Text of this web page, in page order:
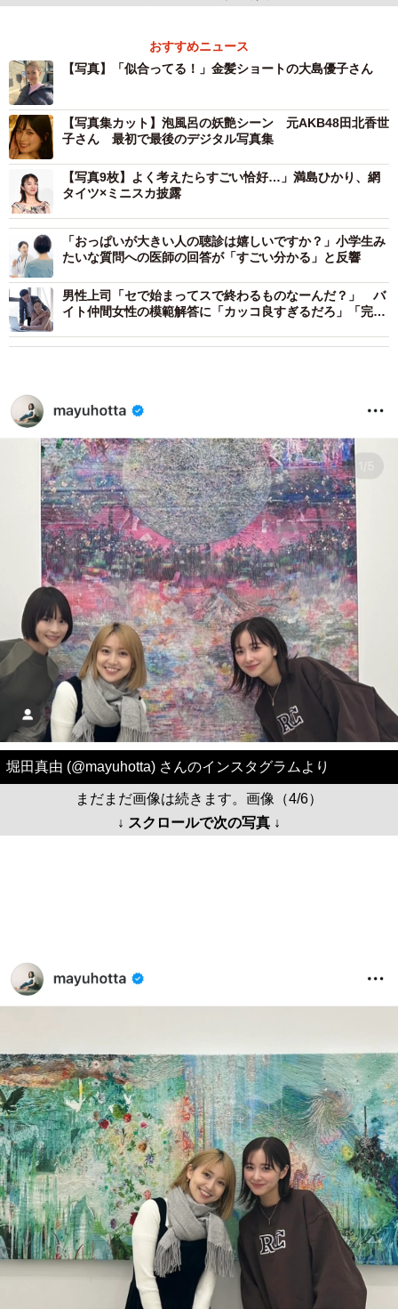
おすすめニュース
【写真】「似合ってる！」金髪ショートの大島優子さん
【写真集カット】泡風呂の妖艶シーン 元AKB48田北香世
子さん 最初で最後のデジタル写真集
【写真9枚】よく考えたらすごい恰好…」満島ひかり、網
タイツ×ミニスカ披露
「おっぱいが大きい人の聴診は嬉しいですか？」小学生み
たいな質問への医師の回答が「すごい分かる」と反響
男性上司「セで始まってスで終わるものなーんだ？」 バ
イト仲間女性の模範解答に「カッコ良すぎるだろ」「完璧
堀田真由 (@mayuhotta) さんのインスタグラムより
まだまだ画像は続きます。画像（4/6）
↓ スクロールで次の写真 ↓